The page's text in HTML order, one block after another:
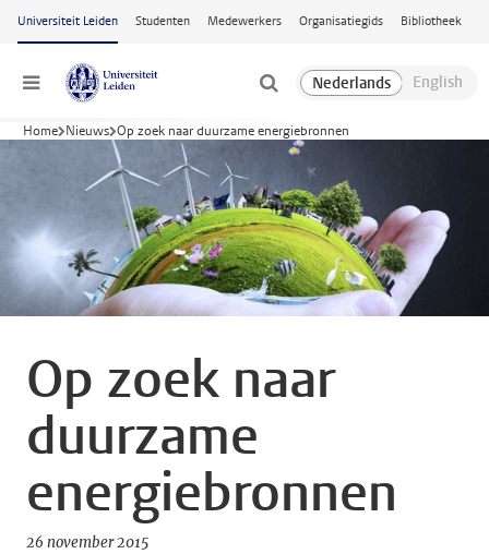
Ga naar hoofdinhoud
Universiteit Leiden Studenten Medewerkers Organisatiegids Bibliotheek
Menu
Home Nieuws Op zoek naar duurzame energiebronnen
Op zoek naar
duurzame
energiebronnen
26 november 2015